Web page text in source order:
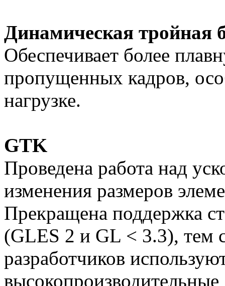
Динамическая тройная
Обеспечивает более
пропущенных кадров,
нагрузке.
GTK
Проведена работа над
изменения размеров
Прекращена поддержка
(GLES 2 и GL < 3.3), тем
разработчиков